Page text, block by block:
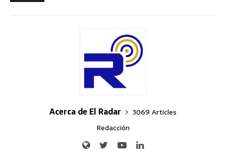
Acerca de El Radar
3069 Articles
Redacción